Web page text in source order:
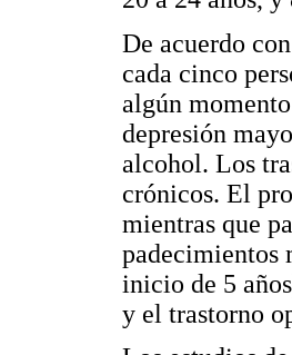
De acuerdo
cada cinco
algún
depresión
alcohol. Los
crónicos. El
mientras que
padecimientos
inicio de 5
y el trastorno